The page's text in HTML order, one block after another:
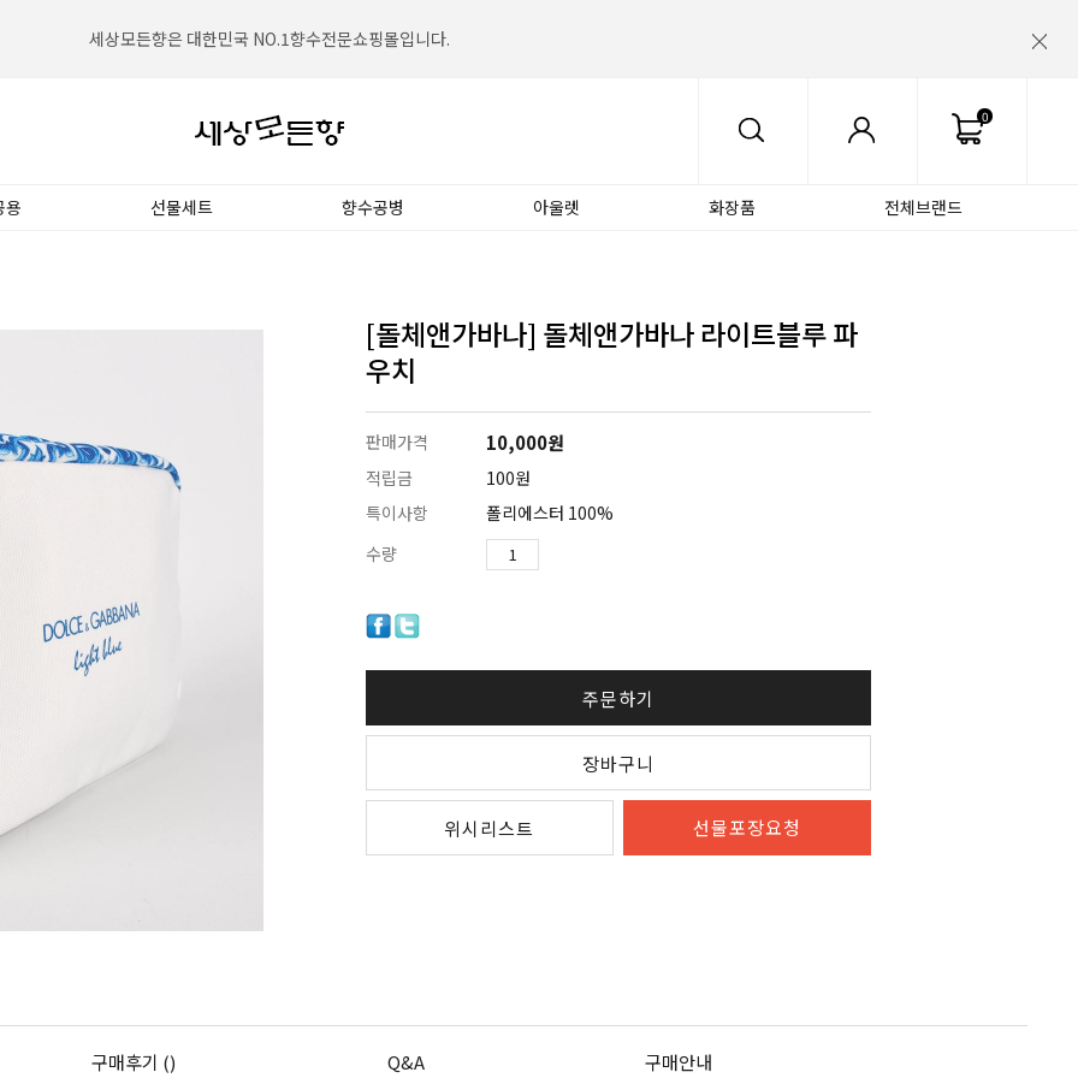
세상모든향은 대한민국 NO.1향수전문쇼핑몰입니다.
0
용 선물세트 향수공병 아울렛 화장품 전체브랜드
[돌체앤가바나] 돌체앤가바나 라이트블루 파
우치
판매가격 10,000원
적립금
100원
특이사항
폴리에스터 100%
수량
주문하기
장바구니
위시리스트 선물포장요청
구매후기 () Q&A 구매안내